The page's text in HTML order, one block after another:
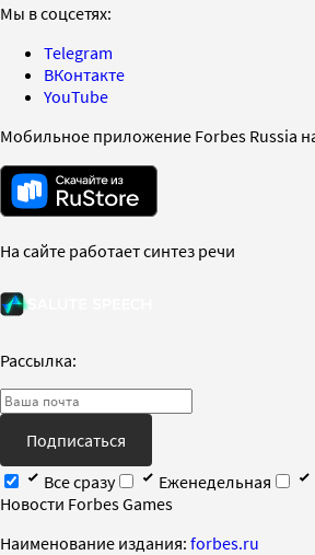
Мы в соцсетях:
Telegram
ВКонтакте
YouTube
Мобильное приложение Forbes Russia
На сайте работает синтез речи
Рассылка:
Подписаться
Все сразу
Еженедельная
Новости Forbes Games
Наименование издания: forbes.ru